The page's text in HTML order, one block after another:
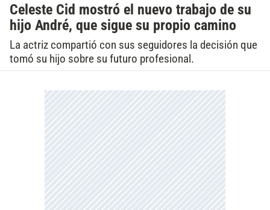
Celeste Cid mostró el nuevo trabajo de su
hijo André, que sigue su propio camino
La actriz compartió con sus seguidores la decisión que
tomó su hijo sobre su futuro profesional.